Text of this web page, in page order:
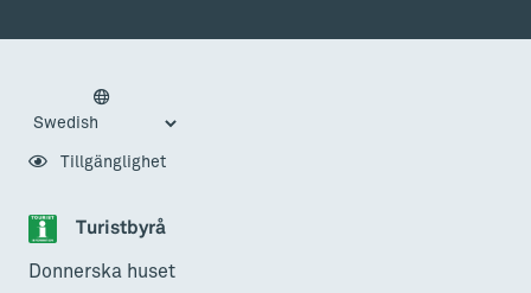
Turistbyrå
Donnerska huset
Tillgänglighet